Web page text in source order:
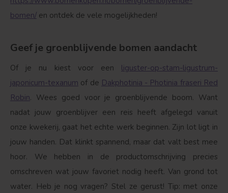
bomen/ en ontdek de vele mogelijkheden!
Geef je groenblijvende bomen aandacht
Of je nu kiest voor een liguster-op-stam-ligustrum-
japonicum-texanum of de Dakphotinia - Photinia fraseri Red
Robin. Wees goed voor je groenblijvende boom. Want
nadat jouw groenblijver een reis heeft afgelegd vanuit
onze kwekerij, gaat het echte werk beginnen. Zijn lot ligt in
jouw handen. Dat klinkt spannend, maar dat valt best mee
hoor. We hebben in de productomschrijving precies
omschreven wat jouw favoriet nodig heeft. Van grond tot
water. Heb je nog vragen? Stel ze gerust! Tip: met onze